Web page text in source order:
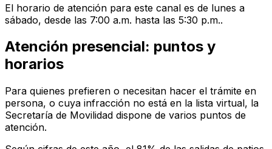
El horario de atención para este canal es de lunes a
sábado, desde las 7:00 a.m. hasta las 5:30 p.m..
Atención presencial: puntos y
horarios
Para quienes prefieren o necesitan hacer el trámite en
persona, o cuya infracción no está en la lista virtual, la
Secretaría de Movilidad dispone de varios puntos de
atención.